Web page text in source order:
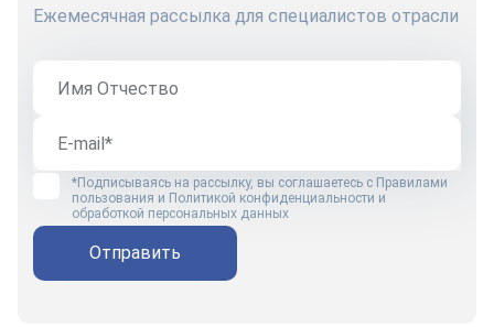
Ежемесячная рассылка для специалистов отрасли
*Подписываясь на рассылку, вы соглашаетесь с Правилами
пользования и Политикой конфиденциальности и
обработкой персональных данных
Отправить